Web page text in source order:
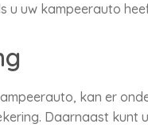
u uw kampeerauto
kan er
Daarnaast kunt